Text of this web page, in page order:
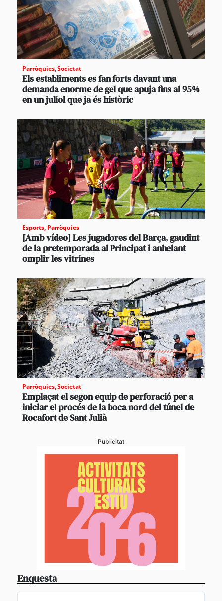
Parròquies,Societat
Els establiments es fan forts davant una
demanda enorme de gel que apuja fins al 95%
en un juliol que ja és històric
Esports, Parròquies
[Amb vídeo] Les jugadores del Barça, gaudint
de la pretemporada al Principat i anhelant
omplir les vitrines
Parròquies,Societat
Emplaçat el segon equip de perforació per a
iniciar el procés de la boca nord del túnel de
Rocafort de Sant Julià
Publicitat
Enquesta